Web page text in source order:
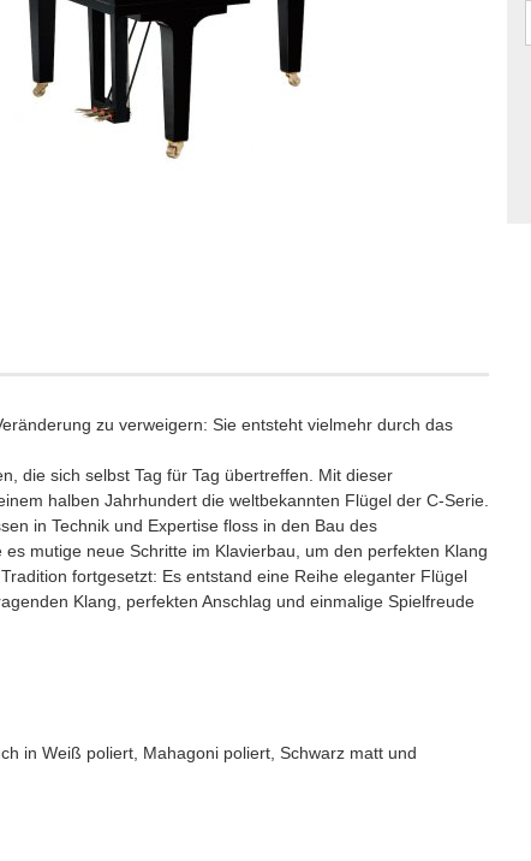
zu verweigern: Sie entsteht vielmehr durch das
die sich selbst Tag für Tag übertreffen. Mit dieser
halben Jahrhundert die weltbekannten Flügel der C-Serie.
in Technik und Expertise floss in den Bau des
mutige neue Schritte im Klavierbau, um den perfekten Klang
fortgesetzt: Es entstand eine Reihe eleganter Flügel
Klang, perfekten Anschlag und einmalige Spielfreude
in Weiß poliert, Mahagoni poliert, Schwarz matt und